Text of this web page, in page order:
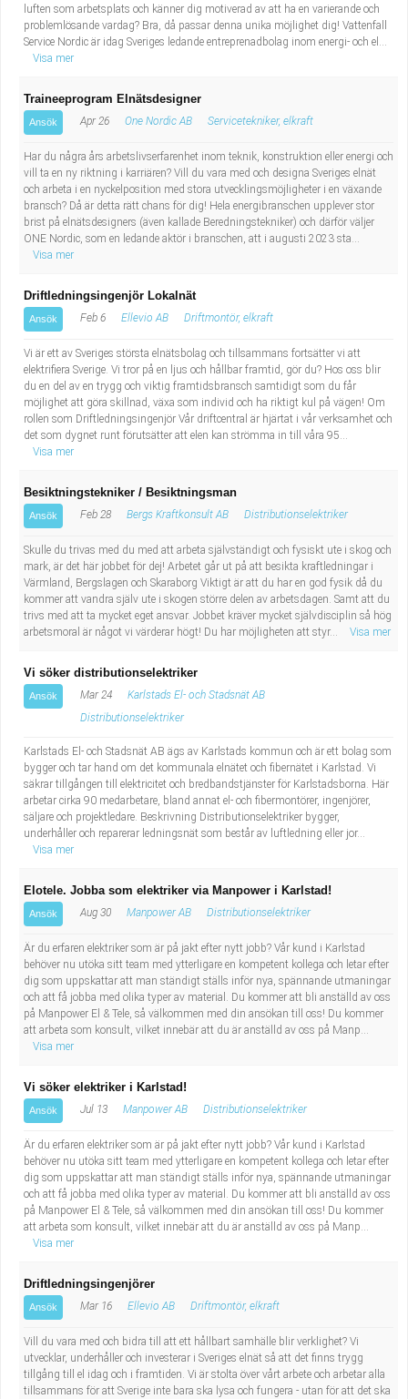
luften som arbetsplats och känner dig motiverad av att ha en varierande och
problemlösande vardag? Bra, då passar denna unika möjlighet dig! Vattenfall
Service Nordic är idag Sveriges ledande entreprenadbolag inom energi- och el...
Visa mer
Traineeprogram Elnätsdesigner
Ansök Apr 26 One Nordic AB Servicetekniker, elkraft
Har du några års arbetslivserfarenhet inom teknik, konstruktion eller energi och
vill ta en ny riktning i karriären? Vill du vara med och designa Sveriges elnät
och arbeta i en nyckelposition med stora utvecklingsmöjligheter i en växande
bransch? Då är detta rätt chans för dig! Hela energibranschen upplever stor
brist på elnätsdesigners (även kallade Beredningstekniker) och därför väljer
ONE Nordic, som en ledande aktör i branschen, att i augusti 2023 sta...
Visa mer
Driftledningsingenjör Lokalnät
Ansök Feb 6 Ellevio AB Driftmontör, elkraft
Vi är ett av Sveriges största elnätsbolag och tillsammans fortsätter vi att
elektrifiera Sverige. Vi tror på en ljus och hållbar framtid, gör du? Hos oss blir
du en del av en trygg och viktig framtidsbransch samtidigt som du får
möjlighet att göra skillnad, växa som individ och ha riktigt kul på vägen! Om
rollen som Driftledningsingenjör Vår driftcentral är hjärtat i vår verksamhet och
det som dygnet runt förutsätter att elen kan strömma in till våra 95...
Visa mer
Besiktningstekniker / Besiktningsman
Ansök Feb 28 Bergs Kraftkonsult AB Distributionselektriker
Skulle du trivas med du med att arbeta självständigt och fysiskt ute i skog och
mark, är det här jobbet för dej! Arbetet går ut på att besikta kraftledningar i
Värmland, Bergslagen och Skaraborg Viktigt är att du har en god fysik då du
kommer att vandra själv ute i skogen större delen av arbetsdagen. Samt att du
trivs med att ta mycket eget ansvar. Jobbet kräver mycket självdisciplin så hög
arbetsmoral är något vi värderar högt! Du har möjligheten att styr...
Visa mer
Vi söker distributionselektriker
Ansök Mar 24
Karlstads El- och Stadsnät AB
Distributionselektriker
Karlstads El- och Stadsnät AB ägs av Karlstads kommun och är ett bolag som
bygger och tar hand om det kommunala elnätet och fibernätet i Karlstad. Vi
säkrar tillgången till elektricitet och bredbandstjänster för Karlstadsborna. Här
arbetar cirka 90 medarbetare, bland annat el- och fibermontörer, ingenjörer,
säljare och projektledare. Beskrivning Distributionselektriker bygger,
underhåller och reparerar ledningsnät som består av luftledning eller jor...
Visa mer
Elotele. Jobba som elektriker via Manpower i Karlstad!
Ansök Aug 30 Manpower AB Distributionselektriker
Är du erfaren elektriker som är på jakt efter nytt jobb? Vår kund i Karlstad
behöver nu utöka sitt team med ytterligare en kompetent kollega och letar efter
dig som uppskattar att man ständigt ställs inför nya, spännande utmaningar
och att få jobba med olika typer av material. Du kommer att bli anställd av oss
på Manpower El & Tele, så välkommen med din ansökan till oss! Du kommer
att arbeta som konsult, vilket innebär att du är anställd av oss på Manp...
Visa mer
Vi söker elektriker i Karlstad!
Ansök Jul 13 Manpower AB Distributionselektriker
Är du erfaren elektriker som är på jakt efter nytt jobb? Vår kund i Karlstad
behöver nu utöka sitt team med ytterligare en kompetent kollega och letar efter
dig som uppskattar att man ständigt ställs inför nya, spännande utmaningar
och att få jobba med olika typer av material. Du kommer att bli anställd av oss
på Manpower El & Tele, så välkommen med din ansökan till oss! Du kommer
att arbeta som konsult, vilket innebär att du är anställd av oss på Manp...
Visa mer
Driftledningsingenjörer
Ansök Mar 16 Ellevio AB Driftmontör, elkraft
Vill du vara med och bidra till att ett hållbart samhälle blir verklighet? Vi
utvecklar, underhåller och investerar i Sveriges elnät så att det finns trygg
tillgång till el idag och i framtiden. Vi är stolta över vårt arbete och arbetar alla
tillsammans för att Sverige inte bara ska lysa och fungera - utan för att det ska